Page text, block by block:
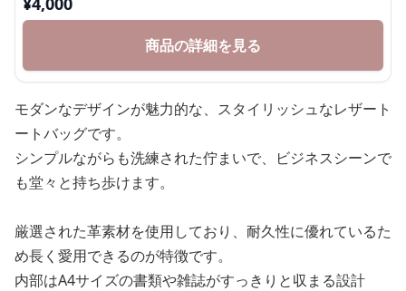
商品の詳細を見る
モダンなデザインが魅力的な、スタイリッシュなレザート
ートバッグです。
シンプルながらも洗練された佇まいで、ビジネスシーンで
も堂々と持ち歩けます。
厳選された革素材を使用しており、耐久性に優れているた
め長く愛用できるのが特徴です。
内部はA4サイズの書類や雑誌がすっきりと収まる設計